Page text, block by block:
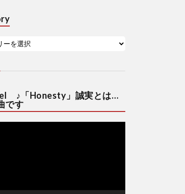
♪「Honesty」誠実とは…
です